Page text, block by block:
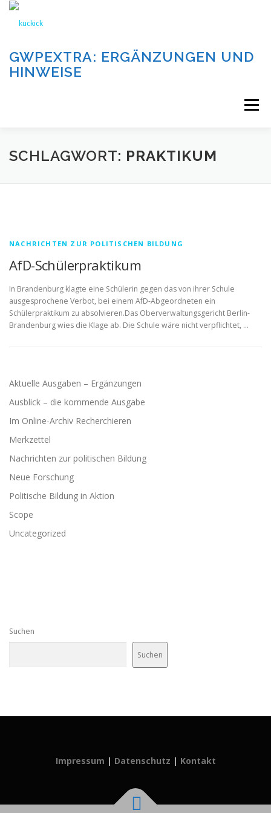
Zum
springen
GWPEXTRA: ERGÄNZUNGEN UND
HINWEISE
Menü
WILLKOMMEN
DIE BEITRÄGE DIESER SEITE IMPRESSUM
SCHLAGWORT: PRAKTIKUM
NACHRICHTEN ZUR POLITISCHEN BILDUNG
AfD-Schülerpraktikum
In Brandenburg klagte eine Schülerin gegen das von ihrer Schule
ausgesprochene Verbot, bei einem AfD-Abgeordneten ein
Schülerpraktikum zu absolvieren.Das Oberverwaltungsgericht Berlin-
Brandenburg wies die Klage ab. Die Schule wäre nicht verpflichtet, …
Aktuelle Ausgaben – Ergänzungen
Ausblick – die kommende Ausgabe
Im Online-Archiv Recherchieren
Merkzettel
Nachrichten zur politischen Bildung
Neue Forschung
Politische Bildung in Aktion
Scope
Uncategorized
Suchen
Suchen
Impressum | Datenschutz | Kontakt